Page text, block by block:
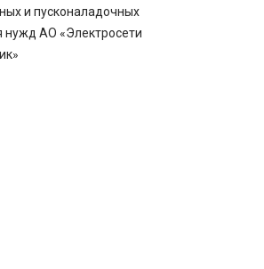
и пусконаладочных
нужд АО «Электросети